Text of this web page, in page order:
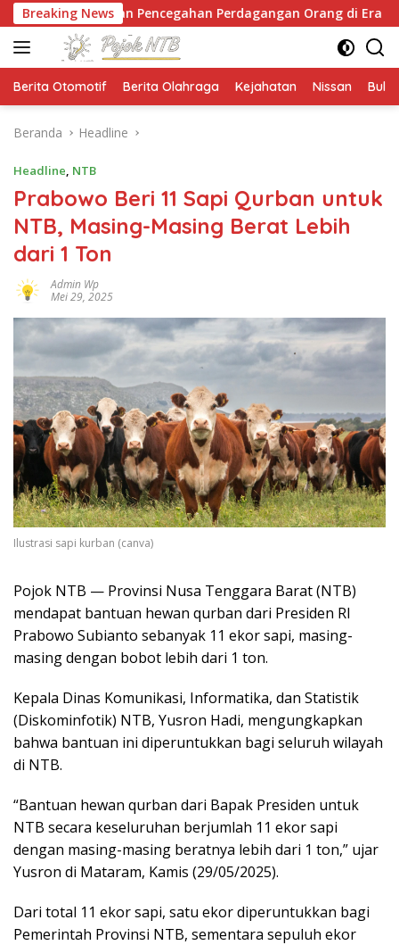
Langsung
ke
konten
Breaking News
Pencegahan Perdagangan Orang di Era Digital
Berita Otomotif Berita Olahraga Kejahatan Nissan
Beranda Headline
Headline, NTB
Prabowo Beri 11 Sapi Qurban untuk
NTB, Masing-Masing Berat Lebih
dari 1 Ton
Admin Wp
Mei 29, 2025
Ilustrasi sapi kurban (canva)
Pojok NTB — Provinsi Nusa Tenggara Barat (NTB)
mendapat bantuan hewan qurban dari Presiden RI
Prabowo Subianto sebanyak 11 ekor sapi, masing-
masing dengan bobot lebih dari 1 ton.
Kepala Dinas Komunikasi, Informatika, dan Statistik
(Diskominfotik) NTB, Yusron Hadi, mengungkapkan
bahwa bantuan ini diperuntukkan bagi seluruh wilayah
di NTB.
“Bantuan hewan qurban dari Bapak Presiden untuk
NTB secara keseluruhan berjumlah 11 ekor sapi
dengan masing-masing beratnya lebih dari 1 ton,” ujar
Yusron di Mataram, Kamis (29/05/2025).
Dari total 11 ekor sapi, satu ekor diperuntukkan bagi
Pemerintah Provinsi NTB, sementara sepuluh ekor